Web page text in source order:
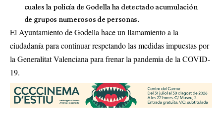
cuales la policía de Godella ha detectado acumulación
de grupos numerosos de personas.
El Ayuntamiento de Godella hace un llamamiento a la
ciudadanía para continuar respetando las medidas impuestas por
la Generalitat Valenciana para frenar la pandemia de la COVID-
19.